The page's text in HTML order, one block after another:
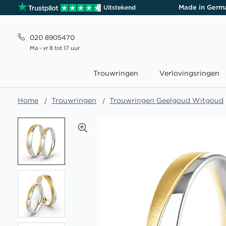
Uitstekend Made in
020 8905470
Ma - vr 8 tot 17 uur
Trouwringen Verlovingsringen
Home Trouwringen Trouwringen Geelgoud Witgoud
naar
het
einde
van
afbeeldingen-
gallerij